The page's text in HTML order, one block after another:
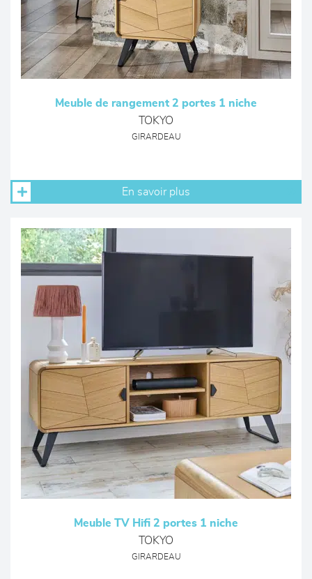
Meuble de rangement 2 portes 1 niche
TOKYO
GIRARDEAU
En savoir plus
Meuble TV Hifi 2 portes 1 niche
TOKYO
GIRARDEAU